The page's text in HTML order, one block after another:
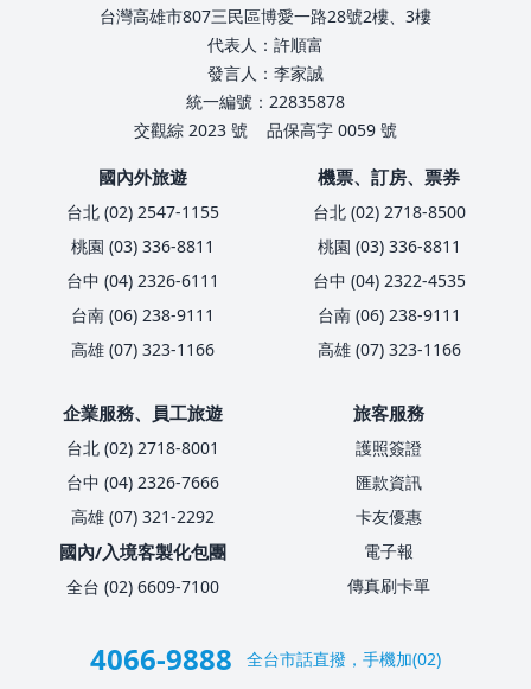
台灣高雄市807三民區博愛一路28號2樓、3樓
代表人：許順富
發言人：李家誠
統一編號：22835878
交觀綜 2023 號
品保高字 0059 號
國內外旅遊
台北 (02) 2547-1155
桃園 (03) 336-8811
台中 (04) 2326-6111
台南 (06) 238-9111
高雄 (07) 323-1166
機票、訂房、票券
台北 (02) 2718-8500
桃園 (03) 336-8811
台中 (04) 2322-4535
台南 (06) 238-9111
高雄 (07) 323-1166
企業服務、員工旅遊
台北 (02) 2718-8001
台中 (04) 2326-7666
高雄 (07) 321-2292
國內/入境客製化包團
全台 (02) 6609-7100
旅客服務
護照簽證
匯款資訊
卡友優惠
電子報
傳真刷卡單
4066-9888 全台市話直撥，手機加(02)